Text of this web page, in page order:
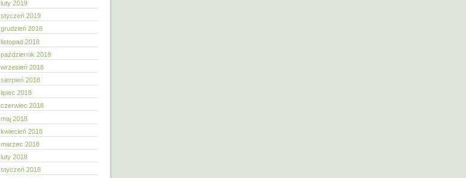
luty 2019
styczeń 2019
grudzień 2018
listopad 2018
październik 2018
wrzesień 2018
sierpień 2018
lipiec 2018
czerwiec 2018
maj 2018
kwiecień 2018
marzec 2018
luty 2018
styczeń 2018